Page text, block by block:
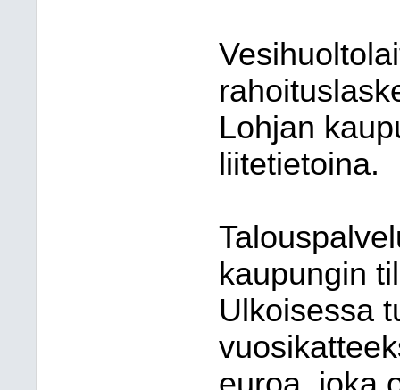
Lohjan
liitetietoina.
kaupungin
Ulkoisessa